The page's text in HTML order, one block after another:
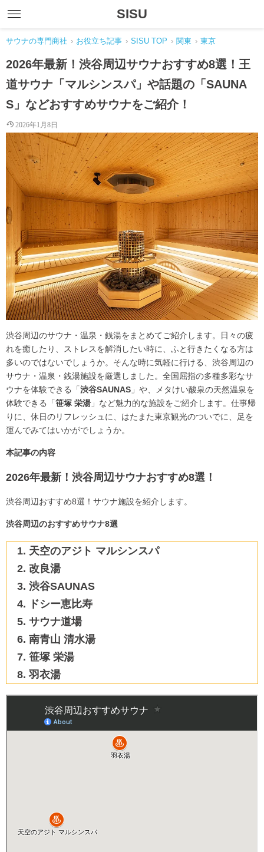
SISU
サウナの専門商社 › お役立ち記事 › SISU TOP › 関東 › 東京
2026年最新！渋谷周辺サウナおすすめ8選！王
道サウナ「マルシンスパ」や話題の「SAUNA
S」などおすすめサウナをご紹介！
2026年1月8日
渋谷周辺のサウナ・温泉・銭湯をまとめてご紹介します。日々の疲
れを癒したり、ストレスを解消したい時に、ふと行きたくなる方は
多いのではないでしょうか。そんな時に気軽に行ける、渋谷周辺の
サウナ・温泉・銭湯施設を厳選しました。全国屈指の多種多彩なサ
ウナを体験できる「渋谷SAUNAS 」や、メタけい酸泉の天然温泉を
体験できる「笹塚 栄湯 」など魅力的な施設をご紹介します。仕事帰
りに、休日のリフレッシュに、はたまた東京観光のついでに、足を
運んでみてはいかがでしょうか。
本記事の内容
2026年最新！渋谷周辺サウナおすすめ8選！
渋谷周辺おすすめ8選！サウナ施設を紹介します。
渋谷周辺のおすすめサウナ8選
天空のアジト マルシンスパ
改良湯
渋谷SAUNAS
ドシー恵比寿
サウナ道場
南青山 清水湯
笹塚 栄湯
羽衣湯